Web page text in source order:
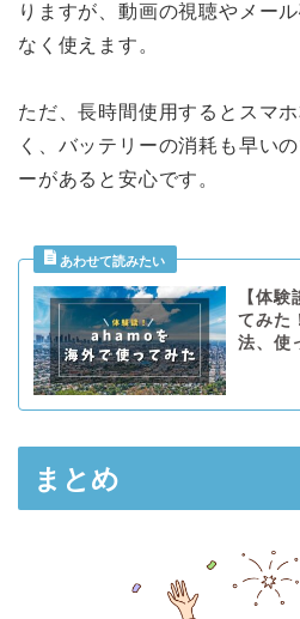
りますが、動画の視聴やメー
なく使えます。
ただ、長時間使用するとスマ
く、バッテリーの消耗も早い
ーがあると安心です。
【体
てみた
法、使
まとめ